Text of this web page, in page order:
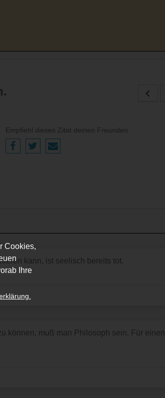
Cookies,
Ihre
Empfiehl dieses Zitat deinen Freunden
kann, ist seelisch bereits tot.
können, muß man Philosoph sein. Für einen